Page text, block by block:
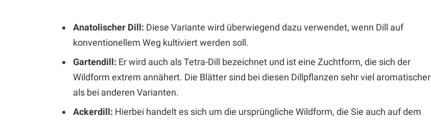
Anatolischer Dill: Diese Variante wird überwiegend dazu verwendet, wenn Dill auf
konventionellem Weg kultiviert werden soll.
Gartendill: Er wird auch als Tetra-Dill bezeichnet und ist eine Zuchtform, die sich der
Wildform extrem annähert. Die Blätter sind bei diesen Dillpflanzen sehr viel aromatischer
als bei anderen Varianten.
Ackerdill: Hierbei handelt es sich um die ursprüngliche Wildform, die Sie auch auf dem